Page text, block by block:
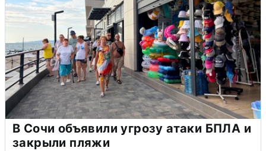
В Сочи объявили угрозу атаки БПЛА и
закрыли пляжи